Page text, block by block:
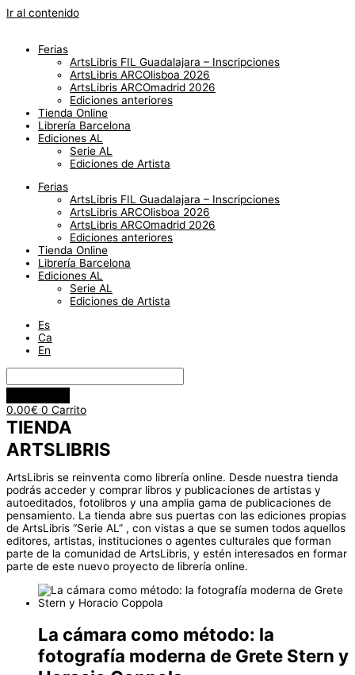
Ir al contenido
Ferias
ArtsLibris FIL Guadalajara – Inscripciones
ArtsLibris ARCOlisboa 2026
ArtsLibris ARCOmadrid 2026
Ediciones anteriores
Tienda Online
Librería Barcelona
Ediciones AL
Serie AL
Ediciones de Artista
Ferias
ArtsLibris FIL Guadalajara – Inscripciones
ArtsLibris ARCOlisboa 2026
ArtsLibris ARCOmadrid 2026
Ediciones anteriores
Tienda Online
Librería Barcelona
Ediciones AL
Serie AL
Ediciones de Artista
Es
Ca
En
0.00€ 0 Carrito
TIENDA
ARTSLIBRIS
ArtsLibris se reinventa como librería online. Desde nuestra tienda
podrás acceder y comprar libros y publicaciones de artistas y
autoeditados, fotolibros y una amplia gama de publicaciones de
pensamiento. La tienda abre sus puertas con las ediciones propias
de ArtsLibris “Serie AL” , con vistas a que se sumen todos aquellos
editores, artistas, instituciones o agentes culturales que forman
parte de la comunidad de ArtsLibris, y estén interesados en formar
parte de este nuevo proyecto de librería online.
La cámara como método: la
fotografía moderna de Grete Stern y